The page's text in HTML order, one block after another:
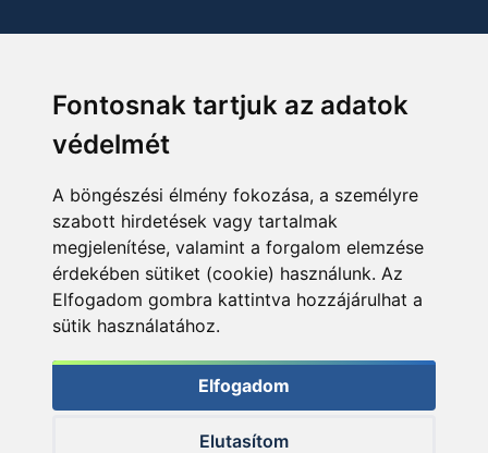
Fontosnak tartjuk az adatok
védelmét
A böngészési élmény fokozása, a személyre
szabott hirdetések vagy tartalmak
megjelenítése, valamint a forgalom elemzése
érdekében sütiket (cookie) használunk. Az
Elfogadom gombra kattintva hozzájárulhat a
sütik használatához.
Elfogadom
Elutasítom